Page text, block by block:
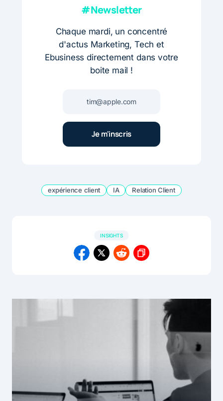
#Newsletter
Chaque mardi, un concentré
d'actus Marketing, Tech et
Ebusiness directement dans votre
boite mail !
expérience client IA Relation Client
INSIGHTS